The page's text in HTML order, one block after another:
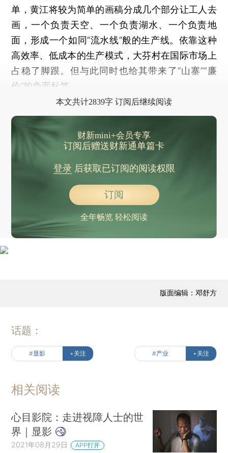
单，黄江将较为简单的画稿分成几个部分让工人去
画，一个负责天空、一个负责湖水、一个负责地
面，形成一个如同“流水线”般的生产线。依靠这种
高效率、低成本的生产模式，大芬村在国际市场上
占稳了脚跟。但与此同时也给其带来了“山寨”“廉
价”的负面标签。
本文共计2839字 订阅后继续阅读
财新mini+会员专享
订阅后赠送财新通单篇卡
登录后获取已订阅的阅读权限
订阅
全年畅览 轻松阅读
版面编辑：邓舒方
话题：
#显影 +关注 #产业 +关注
相关阅读
心目影院：走进视障人士的世
界｜显影
2021年08月29日 APP打开